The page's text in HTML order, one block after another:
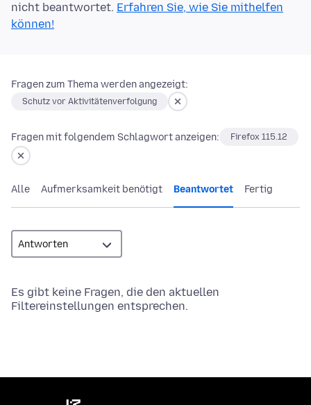
nicht beantwortet. Erfahren Sie, wie Sie mithelfen
können!
Fragen zum Thema werden angezeigt:
Schutz vor Aktivitätenverfolgung
Fragen mit folgendem Schlagwort anzeigen: Firefox 115.12
Alle Aufmerksamkeit benötigt Beantwortet Fertig
Es gibt keine Fragen, die den aktuellen
Filtereinstellungen entsprechen.